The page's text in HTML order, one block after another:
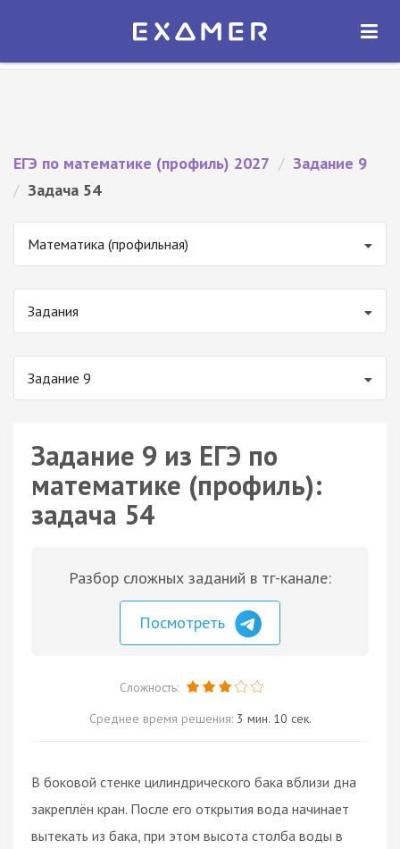
Экзамер — ЕГЭ 2027
ОТКРЫТЬ
ЕГЭ по математике (профиль) 2027 / Задание 9
/ Задача 54
Математика (профильная)
Задания
Задание 9
Задание 9 из ЕГЭ по
математике (профиль):
задача 54
Разбор сложных заданий в тг-канале:
Посмотреть
Сложность:
Среднее время решения: 3 мин. 10 сек.
В боковой стенке цилиндрического бака вблизи дна
закреплён кран. После его открытия вода начинает
вытекать из бака, при этом высота столба воды в